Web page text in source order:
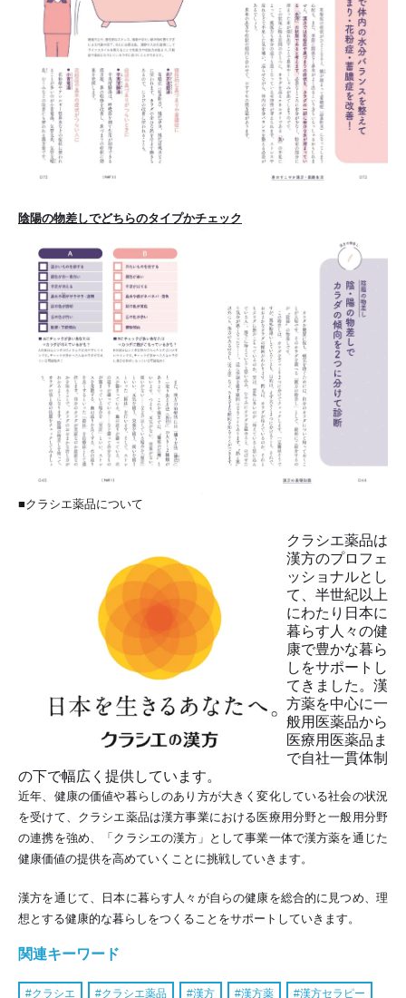
陰陽の物差しでどちらのタイプかチェック
■クラシエ薬品について
クラシエ薬品は
漢方のプロフェ
ッショナルとし
て、半世紀以上
にわたり日本に
暮らす人々の健
康で豊かな暮ら
しをサポートし
てきました。漢
方薬を中心に一
般用医薬品から
医療用医薬品ま
で自社一貫体制
の下で幅広く提供しています。
近年、健康の価値や暮らしのあり方が大きく変化している社会の状況
を受けて、クラシエ薬品は漢方事業における医療用分野と一般用分野
の連携を強め、「クラシエの漢方」として事業一体で漢方薬を通じた
健康価値の提供を高めていくことに挑戦していきます。
漢方を通じて、日本に暮らす人々が自らの健康を総合的に見つめ、理
想とする健康的な暮らしをつくることをサポートしていきます。
関連キーワード
クラシエ クラシエ薬品 漢方 漢方薬 漢方セラピー